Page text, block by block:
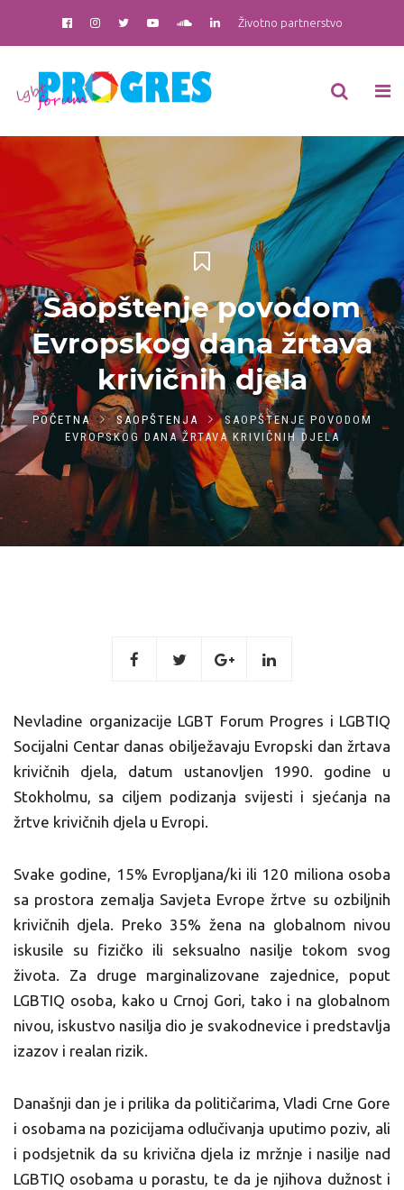
Životno partnerstvo
Saopštenje povodom
Evropskog dana žrtava
krivičnih djela
POČETNA SAOPŠTENJA
SAOPŠTENJE POVODOM
EVROPSKOG DANA ŽRTAVA KRIVIČNIH DJELA
Nevladine organizacije LGBT Forum Progres i LGBTIQ
Socijalni Centar danas obilježavaju Evropski dan žrtava
krivičnih djela, datum ustanovljen 1990. godine u
Stokholmu, sa ciljem podizanja svijesti i sjećanja na
žrtve krivičnih djela u Evropi.
Svake godine, 15% Evropljana/ki ili 120 miliona osoba
sa prostora zemalja Savjeta Evrope žrtve su ozbiljnih
krivičnih djela. Preko 35% žena na globalnom nivou
iskusile su fizičko ili seksualno nasilje tokom svog
života. Za druge marginalizovane zajednice, poput
LGBTIQ osoba, kako u Crnoj Gori, tako i na globalnom
nivou, iskustvo nasilja dio je svakodnevice i predstavlja
izazov i realan rizik.
Današnji dan je i prilika da političarima, Vladi Crne Gore
i osobama na pozicijama odlučivanja uputimo poziv, ali
i podsjetnik da su krivična djela iz mržnje i nasilje nad
LGBTIQ osobama u porastu, te da je njihova dužnost i